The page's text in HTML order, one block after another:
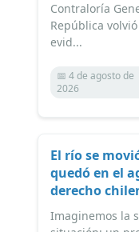
Contraloría
República
evid...
📅 4 de agosto de
2026
El río se
quedó en el
derecho
Imaginemos la